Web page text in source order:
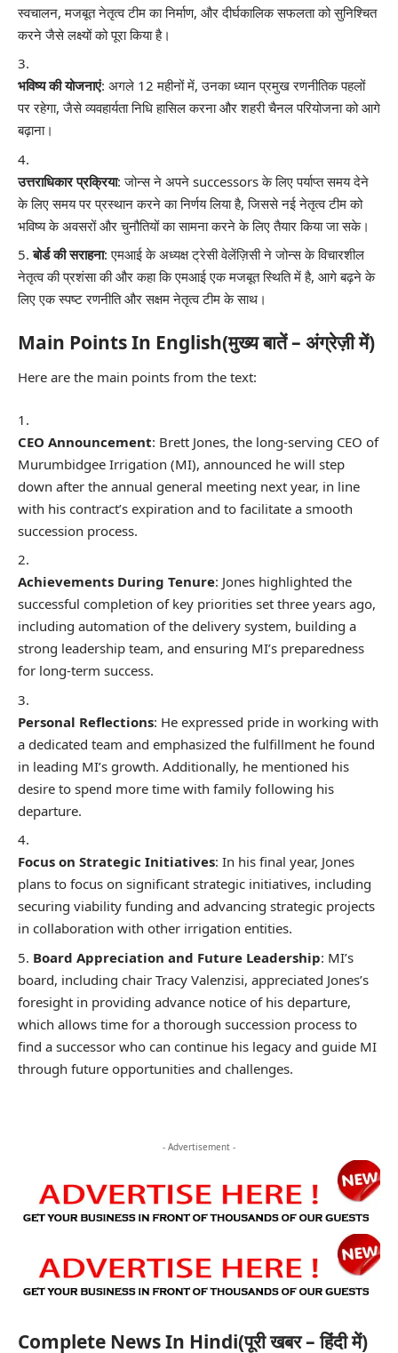
स्वचालन, मजबूत नेतृत्व टीम का निर्माण, और दीर्घकालिक सफलता को सुनिश्चित
करने जैसे लक्ष्यों को पूरा किया है।
भविष्य की योजनाएं: अगले 12 महीनों में, उनका ध्यान प्रमुख रणनीतिक पहलों
पर रहेगा, जैसे व्यवहार्यता निधि हासिल करना और शहरी चैनल परियोजना को आगे
बढ़ाना।
उत्तराधिकार प्रक्रिया: जोन्स ने अपने successors के लिए पर्याप्त समय देने
के लिए समय पर प्रस्थान करने का निर्णय लिया है, जिससे नई नेतृत्व टीम को
भविष्य के अवसरों और चुनौतियों का सामना करने के लिए तैयार किया जा सके।
बोर्ड की सराहना: एमआई के अध्यक्ष ट्रेसी वेलेंज़िसी ने जोन्स के विचारशील
नेतृत्व की प्रशंसा की और कहा कि एमआई एक मजबूत स्थिति में है, आगे बढ़ने के
लिए एक स्पष्ट रणनीति और सक्षम नेतृत्व टीम के साथ।
Main Points In English(मुख्य बातें – अंग्रेज़ी में)
Here are the main points from the text:
CEO Announcement: Brett Jones, the long-serving CEO of
Murumbidgee Irrigation (MI), announced he will step
down after the annual general meeting next year, in line
with his contract’s expiration and to facilitate a smooth
succession process.
Achievements During Tenure: Jones highlighted the
successful completion of key priorities set three years ago,
including automation of the delivery system, building a
strong leadership team, and ensuring MI’s preparedness
for long-term success.
Personal Reflections: He expressed pride in working with
a dedicated team and emphasized the fulfillment he found
in leading MI’s growth. Additionally, he mentioned his
desire to spend more time with family following his
departure.
Focus on Strategic Initiatives: In his final year, Jones
plans to focus on significant strategic initiatives, including
securing viability funding and advancing strategic projects
in collaboration with other irrigation entities.
Board Appreciation and Future Leadership: MI’s
board, including chair Tracy Valenzisi, appreciated Jones’s
foresight in providing advance notice of his departure,
which allows time for a thorough succession process to
find a successor who can continue his legacy and guide MI
through future opportunities and challenges.
- Advertisement -
Complete News In Hindi(पूरी खबर – हिंदी में)